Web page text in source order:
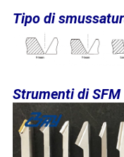
Tipo di
Strumenti di SFM